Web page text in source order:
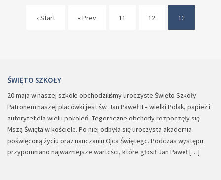
« Start « Prev 11 12
13
ŚWIĘTO SZKOŁY
20 maja w naszej szkole obchodziliśmy uroczyste Święto Szkoły.
Patronem naszej placówki jest św. Jan Paweł II – wielki Polak, papież i
autorytet dla wielu pokoleń. Tegoroczne obchody rozpoczęły się
Mszą Świętą w kościele. Po niej odbyła się uroczysta akademia
poświęconą życiu oraz nauczaniu Ojca Świętego. Podczas występu
przypomniano najważniejsze wartości, które głosił Jan Paweł […]